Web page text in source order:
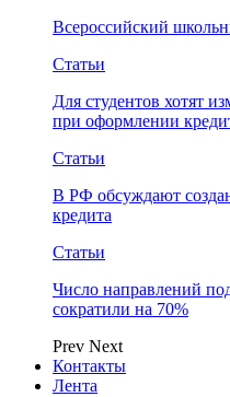
Всероссийский
Статьи
Для студентов хотят
при оформлении
Статьи
В РФ обсуждают
кредита
Статьи
Число направлений
сократили на 70%
Prev Next
Контакты
Лента